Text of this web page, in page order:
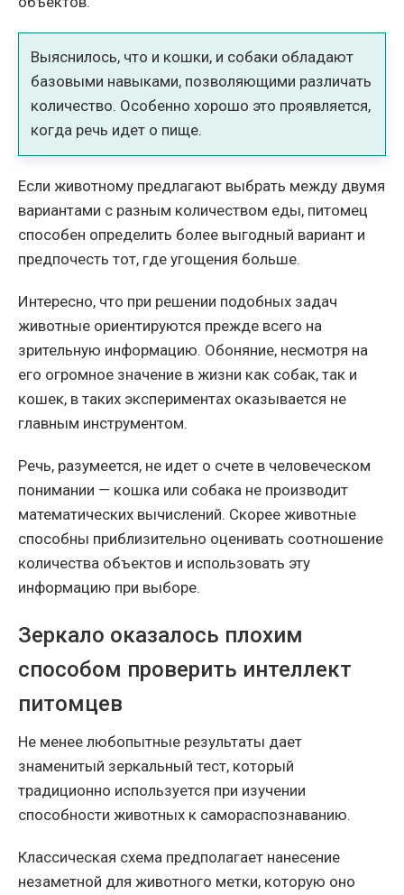
Выяснилось, что и кошки, и собаки обладают
базовыми навыками, позволяющими различать
количество. Особенно хорошо это проявляется,
когда речь идет о пище.
Если животному предлагают выбрать между двумя
вариантами с разным количеством еды, питомец
способен определить более выгодный вариант и
предпочесть тот, где угощения больше.
Интересно, что при решении подобных задач
животные ориентируются прежде всего на
зрительную информацию. Обоняние, несмотря на
его огромное значение в жизни как собак, так и
кошек, в таких экспериментах оказывается не
главным инструментом.
Речь, разумеется, не идет о счете в человеческом
понимании — кошка или собака не производит
математических вычислений. Скорее животные
способны приблизительно оценивать соотношение
количества объектов и использовать эту
информацию при выборе.
Зеркало оказалось плохим
способом проверить интеллект
питомцев
Не менее любопытные результаты дает
знаменитый зеркальный тест, который
традиционно используется при изучении
способности животных к самораспознаванию.
Классическая схема предполагает нанесение
незаметной для животного метки, которую оно